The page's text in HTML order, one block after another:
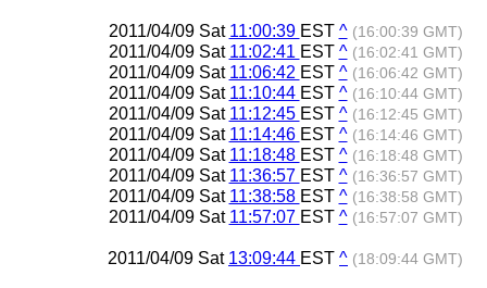
2011/04/09 Sat 11:00:39 EST ^ (16:00:39 GMT)
2011/04/09 Sat 11:02:41 EST ^ (16:02:41 GMT)
2011/04/09 Sat 11:06:42 EST ^ (16:06:42 GMT)
2011/04/09 Sat 11:10:44 EST ^ (16:10:44 GMT)
2011/04/09 Sat 11:12:45 EST ^ (16:12:45 GMT)
2011/04/09 Sat 11:14:46 EST ^ (16:14:46 GMT)
2011/04/09 Sat 11:18:48 EST ^ (16:18:48 GMT)
2011/04/09 Sat 11:36:57 EST ^ (16:36:57 GMT)
2011/04/09 Sat 11:38:58 EST ^ (16:38:58 GMT)
2011/04/09 Sat 11:57:07 EST ^ (16:57:07 GMT)
2011/04/09 Sat 13:09:44 EST ^ (18:09:44 GMT)